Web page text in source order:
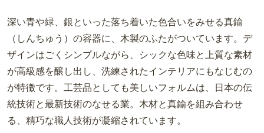
深い青や緑、銀といった落ち着いた色合いをみせる真鍮
（しんちゅう）の容器に、木製のふたがついています。デ
ザインはごくシンプルながら、シックな色味と上質な素材
が高級感を醸し出し、洗練されたインテリアにもなじむの
が特徴です。工芸品としても美しいフォルムは、日本の伝
統技術と最新技術のなせる業。木材と真鍮を組み合わせ
る、精巧な職人技術が凝縮されています。